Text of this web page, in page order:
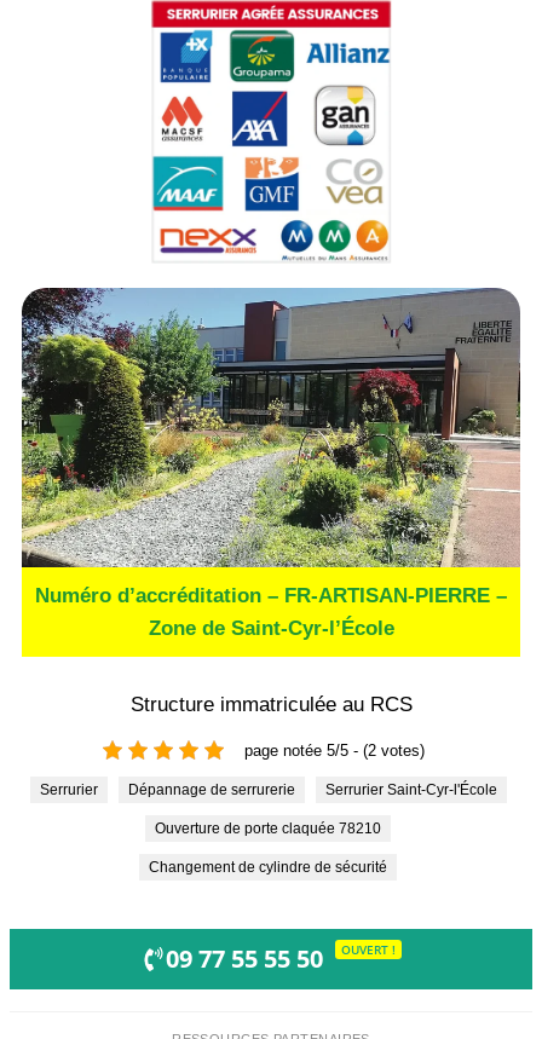
Numéro d’accréditation – FR-ARTISAN-PIERRE –
Zone de Saint-Cyr-l’École
Structure immatriculée au RCS
page notée 5/5 - (2 votes)
Serrurier Dépannage de serrurerie Serrurier Saint-Cyr-l'École
Ouverture de porte claquée 78210
Changement de cylindre de sécurité
09 77 55 55 50 OUVERT !